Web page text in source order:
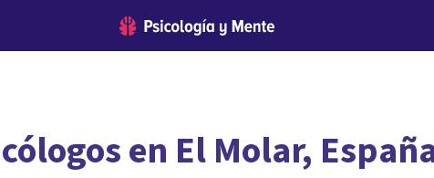
el psicólogo adecuado?
en El Molar,